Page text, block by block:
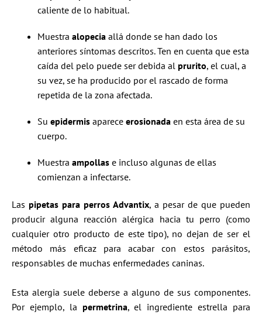
caliente de lo habitual.
Muestra alopecia allá donde se han dado los
anteriores síntomas descritos. Ten en cuenta que esta
caída del pelo puede ser debida al prurito, el cual, a
su vez, se ha producido por el rascado de forma
repetida de la zona afectada.
Su epidermisaparece erosionada en esta área de su
cuerpo.
Muestra ampollase incluso algunas de ellas
comienzan a infectarse.
Las pipetas para perros Advantix, a pesar de que pueden
producir alguna reacción alérgica hacia tu perro (como
cualquier otro producto de este tipo), no dejan de ser el
método más eficaz para acabar con estos parásitos,
responsables de muchas enfermedades caninas.
Esta alergia suele deberse a alguno de sus componentes.
Por ejemplo, la permetrina, el ingrediente estrella para